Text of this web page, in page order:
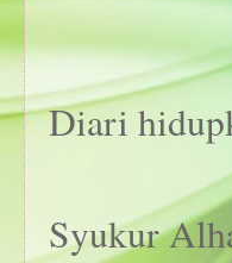
Diari
Syukur